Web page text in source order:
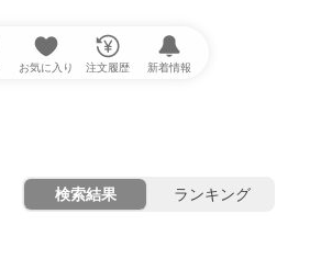
お気に入り 注文履歴 新着情報
検索結果 ランキング